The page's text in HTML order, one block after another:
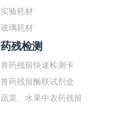
实验耗材
玻璃耗材
药残检测
兽药残留快速检测卡
兽药残留酶联试剂盒
蔬菜、水果中农药残留